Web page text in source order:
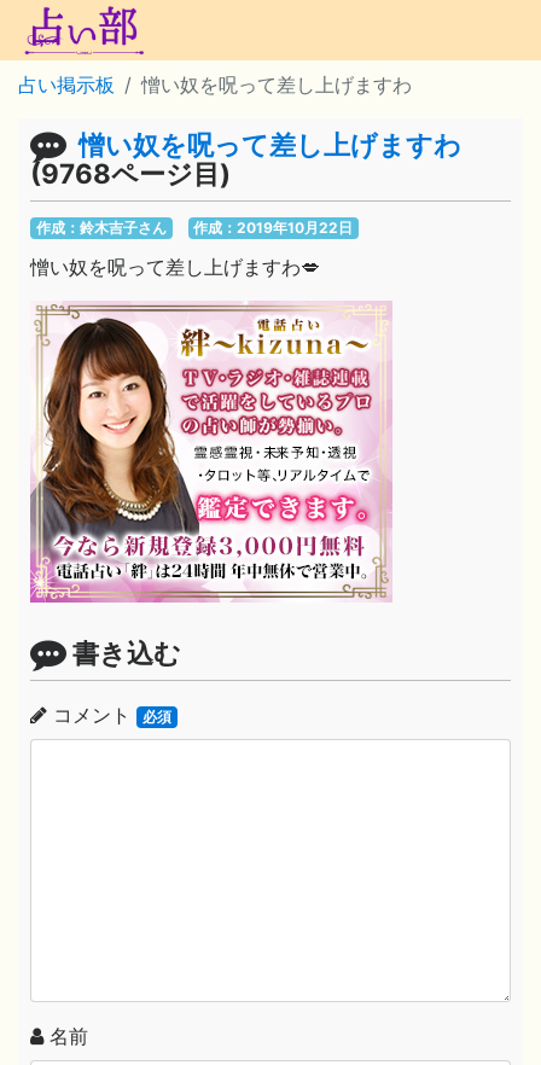
占い掲示板 憎い奴を呪って差し上げますわ
憎い奴を呪って差し上げますわ
(9768ページ目)
作成：鈴木吉子さん 作成：2019年10月22日
憎い奴を呪って差し上げますわ💋
書き込む
コメント 必須
名前